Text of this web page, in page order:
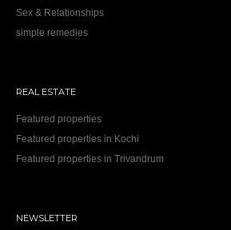
Sex & Relationships
simple remedies
REAL ESTATE
Featured properties
Featured properties in Kochi
Featured properties in Trivandrum
NEWSLETTER